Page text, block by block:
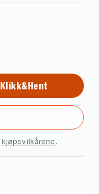
Klikk&Hent
kjøpsvilkårene .